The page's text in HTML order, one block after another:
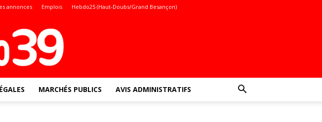
annonces Emplois Hebdo25 (Haut-Doubs/Grand Besançon)
MARCHÉS PUBLICS AVIS ADMINISTRATIFS